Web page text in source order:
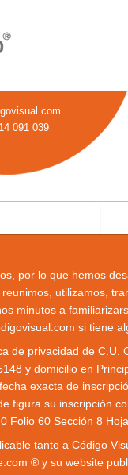
.com
091 039
por lo que hemos
utilizamos,
minutos a
si tiene
de privacidad de C.U.
y domicilio en
exacta de
figura su inscripción
Folio 60 Sección 8
tanto a Código
® y su website